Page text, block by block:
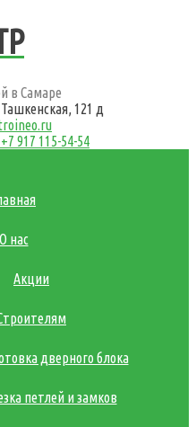
в Самаре
121 д
+7 917 115-54-54
О нас
Акции
дверного блока
петлей и замков